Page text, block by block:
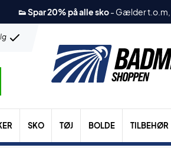
👟 Spar 20% på alle sko- Gælder t.o.m,
SKO TØJ BOLDE TILBEHØR